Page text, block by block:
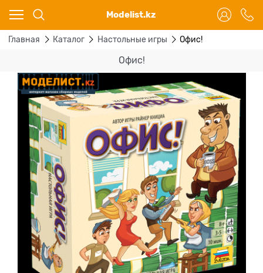
Modelist.kz
Главная Каталог Настольные игры Офис!
Офис!
Ваш город - Караганда,
угадали?
ДА НЕТ